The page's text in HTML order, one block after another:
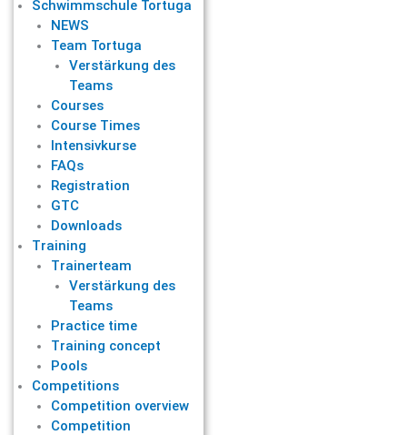
Schwimmschule Tortuga
NEWS
Team Tortuga
Verstärkung des
Teams
Courses
Course Times
Intensivkurse
FAQs
Registration
GTC
Downloads
Training
Trainerteam
Verstärkung des
Teams
Practice time
Training concept
Pools
Competitions
Competition overview
Competition